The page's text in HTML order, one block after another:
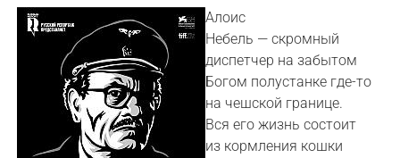
Алоис
Небель — скромный
диспетчер на забытом
Богом полустанке где-то
на чешской границе.
Вся его жизнь состоит
из кормления кошки